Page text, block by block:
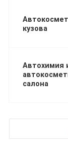
кузова
Автохимия
салона